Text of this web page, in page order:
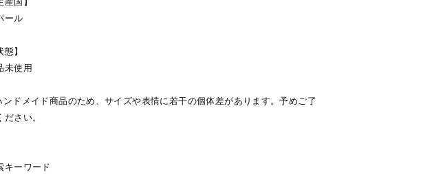
ール
態】
未使用
ドメイド商品のため、サイズや表情に若干の個体差があります。予めご了
ださい。
キーワード